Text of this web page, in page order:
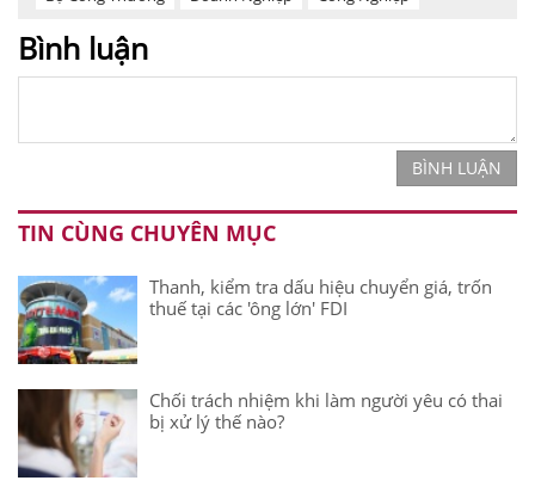
Bình luận
BÌNH LUẬN
TIN CÙNG CHUYÊN MỤC
Thanh, kiểm tra dấu hiệu chuyển giá, trốn
thuế tại các 'ông lớn' FDI
Chối trách nhiệm khi làm người yêu có thai
bị xử lý thế nào?